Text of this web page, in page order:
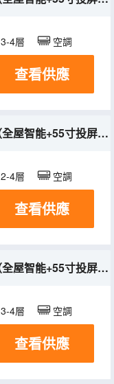
3-4層 空調
查看供應
標準大床房（全屋智能+55寸投屏電視+智能馬桶）
2-4層 空調
查看供應
休閒大床房（全屋智能+55寸投屏電視+智能馬桶）
3-4層 空調
查看供應